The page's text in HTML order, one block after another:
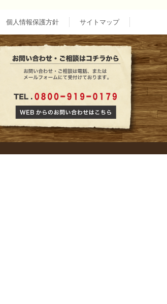
個人情報保護方針 サイトマップ